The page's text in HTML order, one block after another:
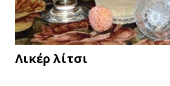
Λικέρ λίτσι